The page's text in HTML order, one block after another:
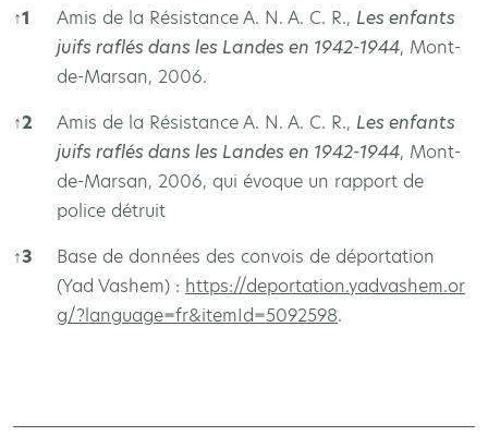
↑1 Amis de la Résistance A. N. A. C. R., Les enfants
juifs raflés dans les Landes en 1942-1944, Mont-
de-Marsan, 2006.
↑2 Amis de la Résistance A. N. A. C. R., Les enfants
juifs raflés dans les Landes en 1942-1944, Mont-
de-Marsan, 2006, qui évoque un rapport de
police détruit
↑3
Base de données des convois de déportation
(Yad Vashem) : https://deportation.yadvashem.or
g/?language=fr&itemId=5092598.